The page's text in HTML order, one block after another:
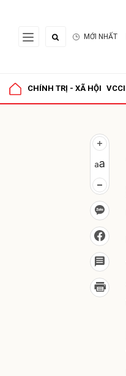
MỚI NHẤT
CHÍNH TRỊ - XÃ HỘI VCCI